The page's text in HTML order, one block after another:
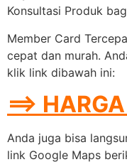
Konsultasi Produk
Member Card
cepat dan murah.
klik link dibawah ini:
==>
Anda juga bisa
link Google Maps